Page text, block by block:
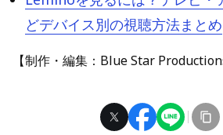
どデバイス別の視聴方法まとめ
【制作・編集：Blue Star